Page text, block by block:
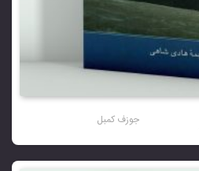
جوزف کمبل